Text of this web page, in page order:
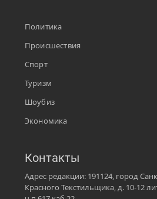
Политика
Происшествия
Спорт
Туризм
Шоубиз
Экономика
Контакты
Адрес редакции: 191124, город
Красного Текстильщика, д. 10-12